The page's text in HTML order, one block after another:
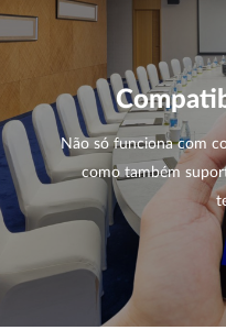
Não só funciona com
como também